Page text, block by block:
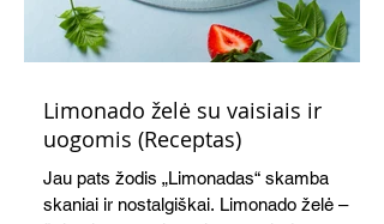
Limonado želė su vaisiais ir
uogomis (Receptas)
Jau pats žodis „Limonadas“ skamba
skaniai ir nostalgiškai. Limonado želė –